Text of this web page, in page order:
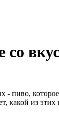
пиво,
из